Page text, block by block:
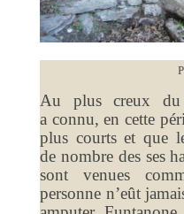
Au plus creux
a connu, en cette
plus courts et que
de nombre des ses
sont venues
personne n’eût